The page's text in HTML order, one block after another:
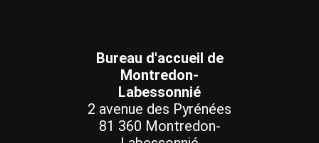
Bureau d'accueil de
Montredon-
Labessonnié
2 avenue des Pyrénées
81 360 Montredon-